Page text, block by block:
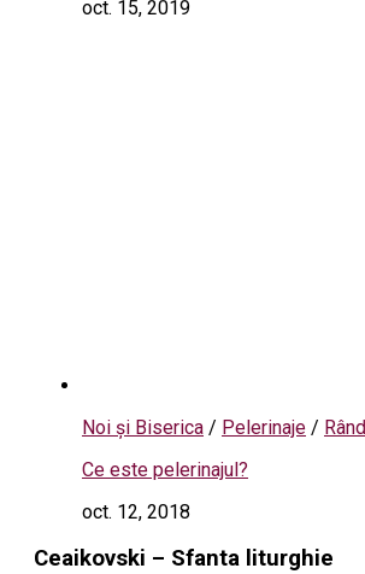
oct. 15, 2019
Noi și Biserica / Pelerinaje /
Ce este pelerinajul?
oct. 12, 2018
Ceaikovski – Sfanta liturghie